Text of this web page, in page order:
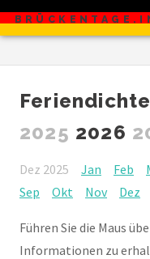
2025 2026
Dez 2025 Jan Feb
Sep
Okt Nov Dez
Führen Sie die Maus
Informationen zu